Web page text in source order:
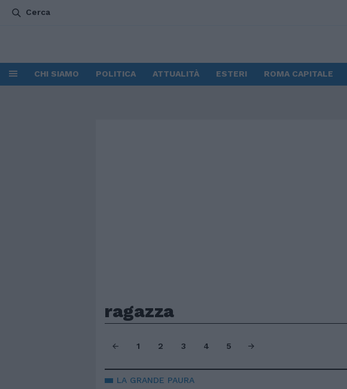
Cerca
CHI SIAMO POLITICA ATTUALITÀ ESTERI ROMA CAPITALE
ragazza
1 2 3 4 5
LA GRANDE PAURA